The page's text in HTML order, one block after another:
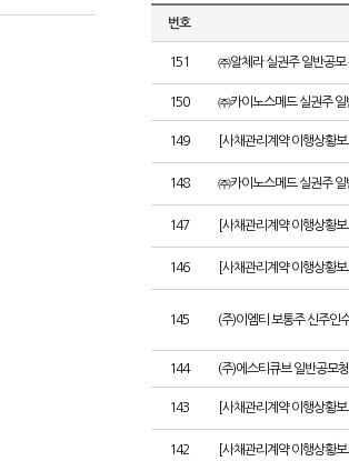
번호
151 ㈜알체라 실권주 일반공모
150 ㈜카이노스메드 실권주 일
149 [사채관리계약 이행상황
148 ㈜카이노스메드 실권주 일
147 [사채관리계약 이행상황
146 [사채관리계약 이행상황
145 (주)이엠티 보통주 신주인
144 (주)에스티큐브 일반공모
143 [사채관리계약 이행상황
142 [사채관리계약 이행상황